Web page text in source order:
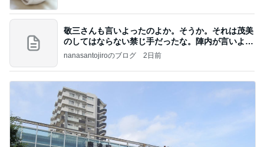
敬三さんも言いよったのよか。そうか。それは茂美
のしてはならない禁じ手だったな。陣内が言いよる
のよ
nanasantojiroのブログ 2日前